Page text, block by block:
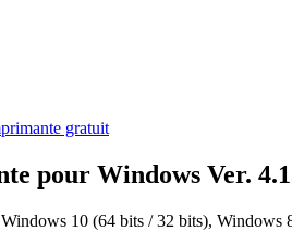
gratuit
pour Windows Ver.
10 (64 bits / 32 bits),